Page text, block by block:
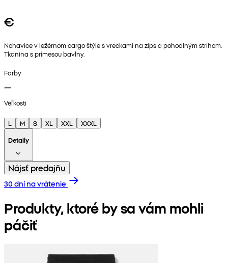
€
Nohavice v ležérnom cargo štýle s vreckami na zips a pohodlným strihom.
Tkanina s prímesou bavlny.
Farby
Veľkosti
L M S XL XXL
XXXL
Detaily
Nájsť predajňu
30 dní na vrátenie
Produkty, ktoré by sa vám mohli
páčiť